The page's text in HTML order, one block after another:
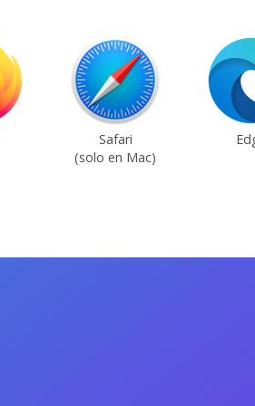
Safari
(solo en Mac)